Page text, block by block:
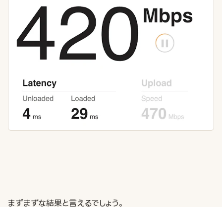
まずまずな結果と言えるでしょう。